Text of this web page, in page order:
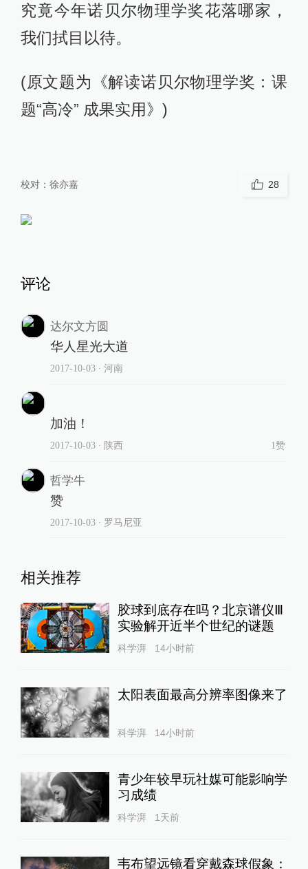
究竟今年诺贝尔物理学奖花落哪家，
我们拭目以待。
(原文题为《解读诺贝尔物理学奖：课
题“高冷” 成果实用》)
校对： 徐亦嘉 28
评论
达尔文方圆
华人星光大道
2017-10-03∙ 河南
加油！
2017-10-03∙ 陕西 1赞
哲学牛
赞
2017-10-03∙ 罗马尼亚
相关推荐
胶球到底存在吗？北京谱仪Ⅲ
实验解开近半个世纪的谜题
科学湃 14小时前
太阳表面最高分辨率图像来了
科学湃 14小时前
青少年较早玩社媒可能影响学
习成绩
科学湃 1天前
韦布望远镜看穿戴森球假象：